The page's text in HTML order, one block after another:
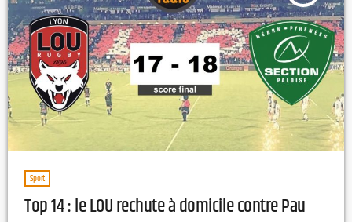
Sport
Top 14 : le LOU rechute à domicile contre Pau